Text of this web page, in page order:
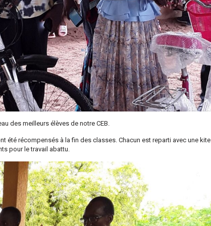
des meilleurs élèves de notre CEB.
été récompensés à la fin des classes. Chacun est reparti avec une kite
pour le travail abattu.